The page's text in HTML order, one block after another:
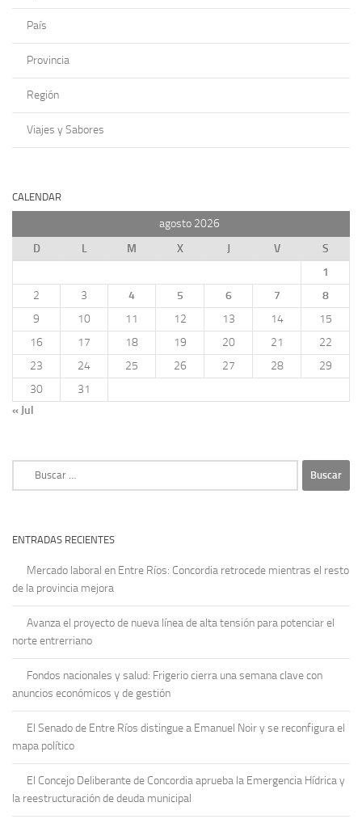
País
Provincia
Región
Viajes y Sabores
CALENDAR
agosto 2026
D
L M X J V
S
1
2
3 4 5 6 7
8
9
10 11 12 13 14
15
16
17 18 19 20 21
22
23
24 25 26 27 28
29
30
31
« Jul
ENTRADAS RECIENTES
Mercado laboral en Entre Ríos: Concordia retrocede mientras el resto
de la provincia mejora
Avanza el proyecto de nueva línea de alta tensión para potenciar el
norte entrerriano
Fondos nacionales y salud: Frigerio cierra una semana clave con
anuncios económicos y de gestión
El Senado de Entre Ríos distingue a Emanuel Noir y se reconfigura el
mapa político
El Concejo Deliberante de Concordia aprueba la Emergencia Hídrica y
la reestructuración de deuda municipal